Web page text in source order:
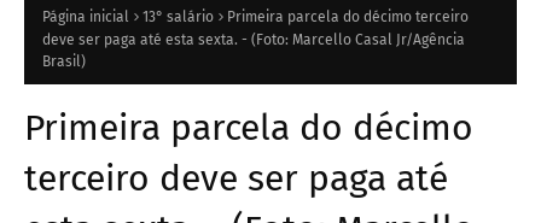
Página inicial 13° salário
Primeira parcela do décimo terceiro
deve ser paga até esta sexta. - (Foto: Marcello Casal Jr/Agência
Brasil)
Primeira parcela do décimo
terceiro deve ser paga até